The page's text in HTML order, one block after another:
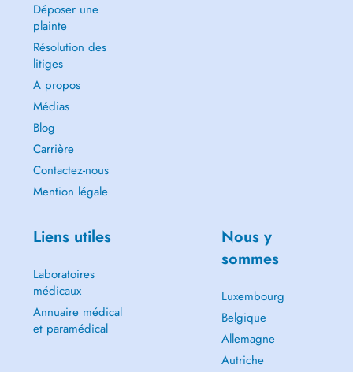
Déposer une
plainte
Résolution des
litiges
A propos
Médias
Blog
Carrière
Contactez-nous
Mention légale
Liens utiles
Laboratoires
médicaux
Annuaire médical
et paramédical
Nous y
sommes
Luxembourg
Belgique
Allemagne
Autriche